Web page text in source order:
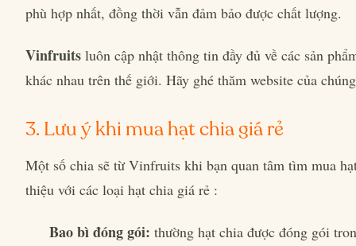
phù hợp nhất, đồng thời vẫn đảm bảo được chất lượng.
Vinfruits luôn cập nhật thông tin đầy đủ về các sản
khác nhau trên thế giới. Hãy ghé thăm website của
3. Lưu ý khi mua hạt chia giá rẻ
Một số chia sẽ từ Vinfruits khi bạn quan tâm tìm mua
thiệu với các loại hạt chia giá rẻ :
Bao bì đóng gói: thường hạt chia được đóng gói